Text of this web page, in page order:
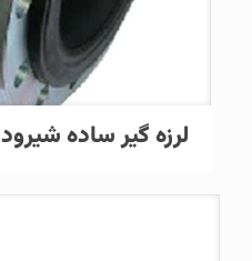
لرزه گیر ساده شیرود